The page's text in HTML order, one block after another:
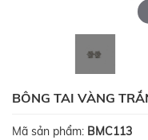
BÔNG TAI VÀNG
Mã sản phẩm: BMC113